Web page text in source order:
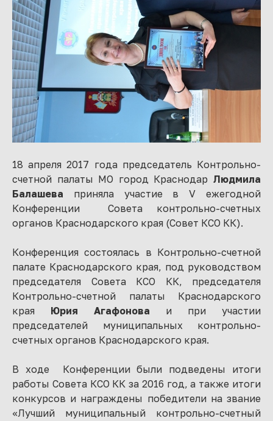
18 апреля 2017 года председатель Контрольно-
счетной палаты МО город Краснодар Людмила
Балашева приняла участие в V ежегодной
Конференции Совета контрольно-счетных
органов Краснодарского края (Совет КСО КК).
Конференция состоялась в Контрольно-счетной
палате Краснодарского края, под руководством
председателя Совета КСО КК, председателя
Контрольно-счетной палаты Краснодарского
края Юрия Агафонова и при участии
председателей муниципальных контрольно-
счетных органов Краснодарского края.
В ходе Конференции были подведены итоги
работы Совета КСО КК за 2016 год, а также итоги
конкурсов и награждены победители на звание
«Лучший муниципальный контрольно-счетный